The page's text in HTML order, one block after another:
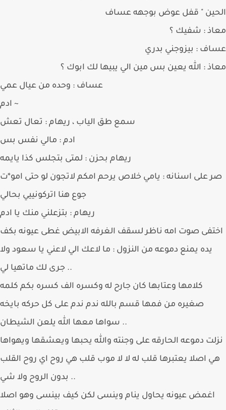
" قفل عوض بوجهه عساف
: شفيك ؟
: بيزوجني بدري
: الله يعين بس مين الي يبيها لك ابوك ؟
عساف : وحده من عيال عمي
سمع طق الياب ، ريهام : تعال تعش
ادم : مالي نفس بس
ريهام بحزن : لمتى بتجلس كذا يايمه
على اسنانه : يامي خلاص يرحم امكم لاتجون لو حتى امو*ت
جوع هنا اتركونييي بحالي
ريهام : بتزعلني منك يا ادم
صوت امه ناظر لسقف الغرفه الابيض غطى عيونه بكف
يده يمنع دموعه من النزول : ما لاعك الي لاعني يا سعود ولا
كلامها وعتابها كان جارح له وكسره الف كسره بكم كلمه
صغيره من فمها قسم بالله ندم ندم على كل حركه بايخه
دموعه الحارقه على وجنته والله يحبها ويعشقها ويهواها
اصلا يعتبرها قلب له لا لا موب قلب هي روح اي روح القلب
اغمض عيونه يحاول ينام وينسى لكن كيف بينسى وهو اصلا